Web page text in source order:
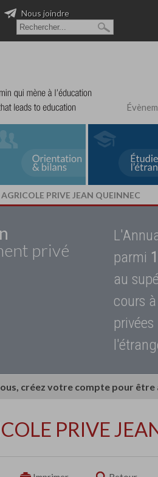
Nous joindre
AGRICOLE PRIVE JEAN QUEINNEC
privé
parmi
au
cours
créez votre compte pour
PRIVE